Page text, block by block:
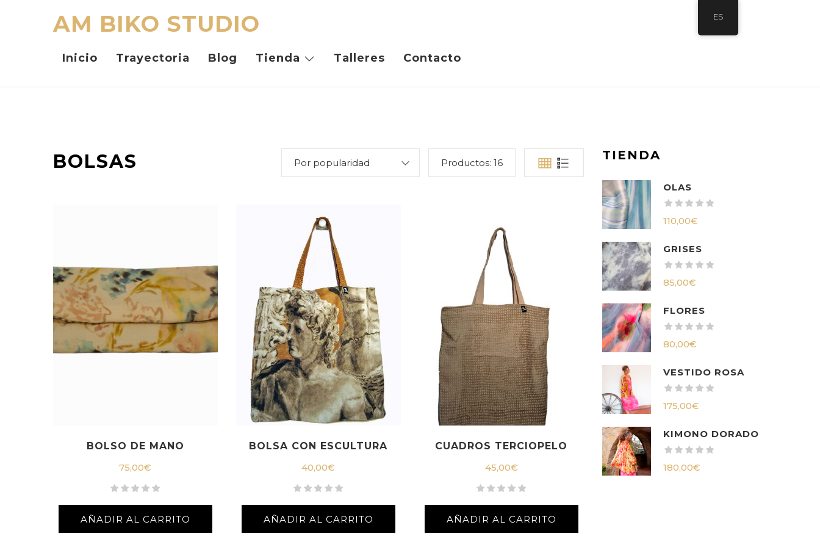
AM BIKO STUDIO
Inicio Trayectoria Blog Tienda Talleres Contacto
BOLSAS Por popularidad Productos: 16
BOLSO DE MANO
75,00€
AÑADIR AL CARRITO
BOLSA CON ESCULTURA
40,00€
AÑADIR AL CARRITO
CUADROS TERCIOPELO
45,00€
AÑADIR AL CARRITO
TIENDA
OLAS
110,00€
GRISES
85,00€
FLORES
80,00€
VESTIDO ROSA
175,00€
KIMONO DORADO
180,00€
ES